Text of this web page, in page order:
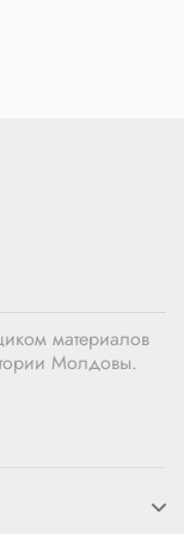
материалов
Молдовы.